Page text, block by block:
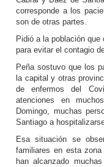
corresponde a los
son de otras partes.
Pidió a la población
para evitar el contagio
Peña sostuvo que los
la capital y otras
de enfermos del
atenciones en
Domingo, muchas
Santiago a
Esa situación se
familiares en esta
han alcanzado